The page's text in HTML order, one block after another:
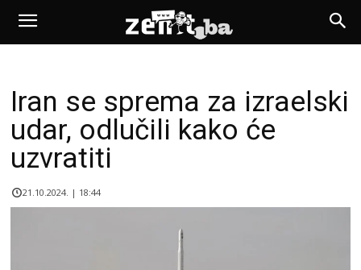
Iran se sprema za izraelski
udar, odlučili kako će
uzvratiti
21.10.2024. | 18:44